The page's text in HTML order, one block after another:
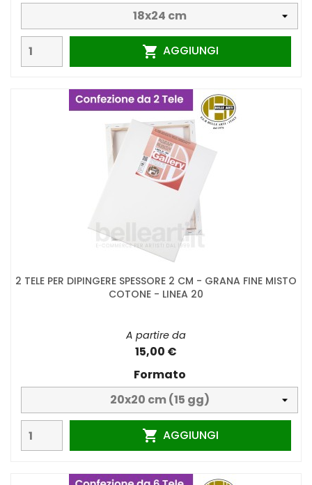
 AGGIUNGI
2 TELE PER DIPINGERE SPESSORE 2 CM - GRANA FINE MISTO
COTONE - LINEA 20
A partire da
15,00 €
Formato
 AGGIUNGI